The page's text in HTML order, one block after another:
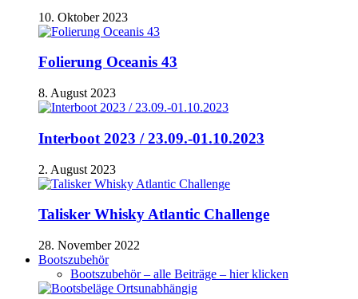
10. Oktober 2023
Folierung Oceanis 43
8. August 2023
Interboot 2023 / 23.09.-01.10.2023
2. August 2023
Talisker Whisky Atlantic Challenge
28. November 2022
Bootszubehör
Bootszubehör – alle Beiträge – hier klicken